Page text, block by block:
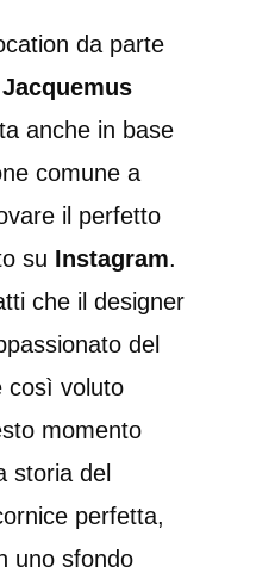
da parte
anche in base
comune a
il perfetto
su Instagram.
che il designer
del
così voluto
momento
storia del
perfetta,
uno sfondo